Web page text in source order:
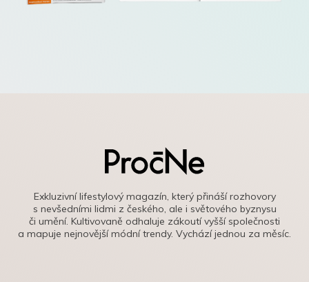
Exkluzivní lifestylový magazín, který přináší rozhovory
s nevšedními lidmi z českého, ale i světového byznysu
či umění. Kultivovaně odhaluje zákoutí vyšší společnosti
a mapuje nejnovější módní trendy. Vychází jednou za měsíc.